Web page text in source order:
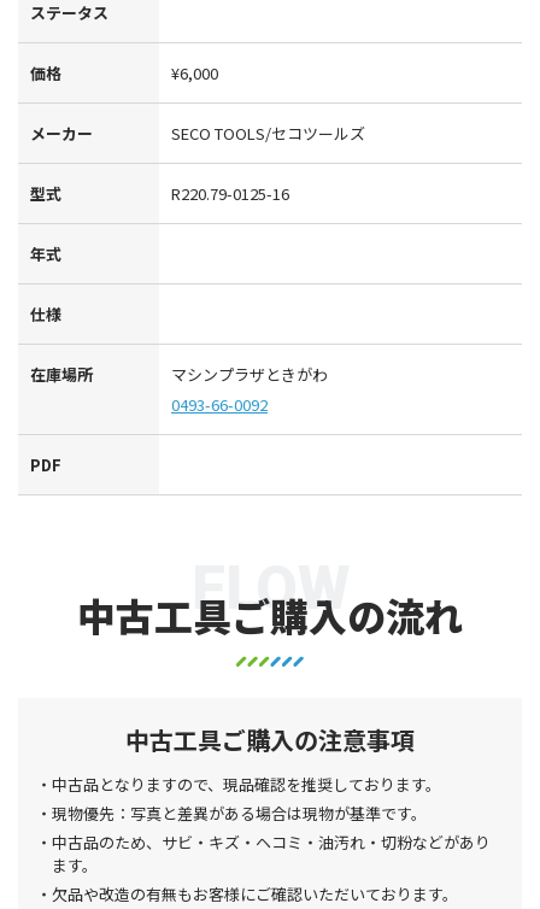
ステータス
価格 ¥6,000
メーカー SECO TOOLS/セコツールズ
型式 R220.79-0125-16
年式
仕様
在庫場所
マシンプラザときがわ
0493-66-0092
PDF
中古工具ご購入の流れ
FLOW
中古工具ご購入の注意事項
中古品となりますので、現品確認を推奨しております。
現物優先：写真と差異がある場合は現物が基準です。
中古品のため、サビ・キズ・ヘコミ・油汚れ・切粉などがあり
ます。
欠品や改造の有無もお客様にご確認いただいております。